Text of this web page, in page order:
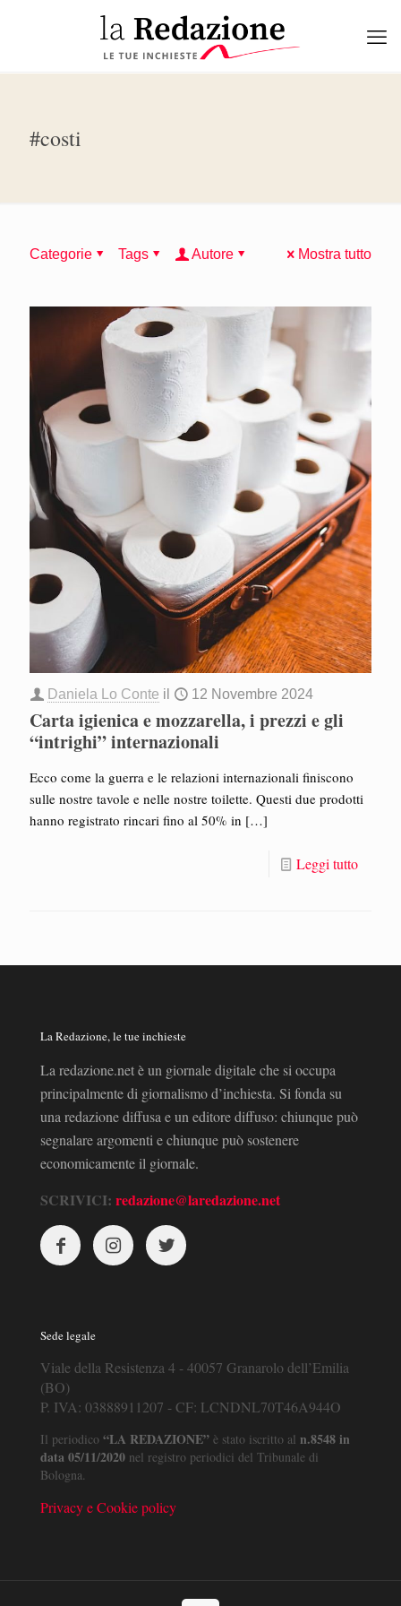
#costi
Categorie Tags Autore Mostra tutto
Daniela Lo Conte il 12 Novembre 2024
Carta igienica e mozzarella, i prezzi e gli
“intrighi” internazionali
Ecco come la guerra e le relazioni internazionali finiscono
sulle nostre tavole e nelle nostre toilette. Questi due prodotti
hanno registrato rincari fino al 50% in […]
Leggi tutto
La Redazione, le tue inchieste
La redazione.net è un giornale digitale che si occupa
principalmente di giornalismo d’inchiesta. Si fonda su
una redazione diffusa e un editore diffuso: chiunque può
segnalare argomenti e chiunque può sostenere
economicamente il giornale.
SCRIVICI: redazione@laredazione.net
Sede legale
Viale della Resistenza 4 - 40057 Granarolo dell’Emilia
(BO)
P. IVA: 03888911207 - CF: LCNDNL70T46A944O
Il periodico “LA REDAZIONE” è stato iscritto al n.8548 in
data 05/11/2020 nel registro periodici del Tribunale di
Bologna.
Privacy e Cookie policy